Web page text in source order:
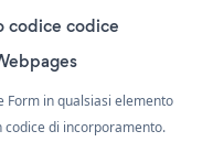
codice codice
Form in qualsiasi elemento
codice di incorporamento.